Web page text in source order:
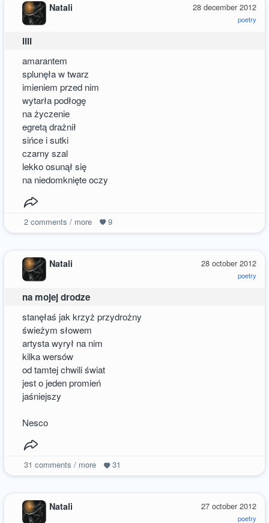
28 december 2012
poetry
Natali
lili
amarantem
splunęła w twarz
imieniem przed nim
wytarła podłogę
na życzenie
egretą drażnił
sińce i sutki
czarny szal
lekko osunął się
na niedomknięte oczy
2comments / more 9
28 october 2012
poetry
Natali
na mojej drodze
stanęłaś jak krzyż przydrożny
świeżym słowem
artysta wyrył na nim
kilka wersów
od tamtej chwili świat
jest o jeden promień
jaśniejszy
Nesco
31 comments / more 31
27 october 2012
poetry
Natali